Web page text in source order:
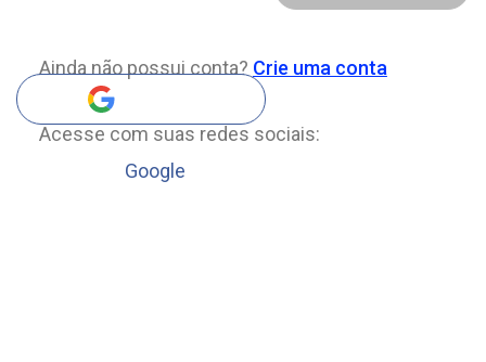
Ainda não possui conta? Crie uma conta
Acesse com suas redes sociais:
Google